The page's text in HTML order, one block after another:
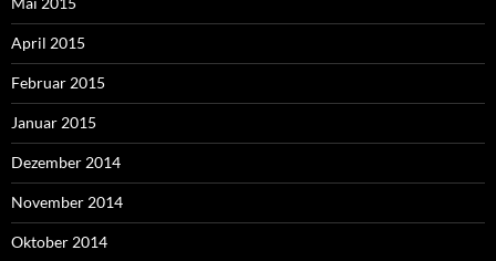
April 2015
Februar 2015
Januar 2015
Dezember 2014
November 2014
Oktober 2014